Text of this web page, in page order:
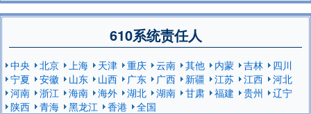
610系统责任人
中央 北京 上海 天津 重庆 云南 其他 内蒙 吉林
四川
宁夏
安徽 山东 山西 广东 广西 新疆 江苏 江西
河北
河南
浙江 海南 海外 湖北 湖南 甘肃 福建 贵州
辽宁
陕西
青海 黑龙江 香港 全国